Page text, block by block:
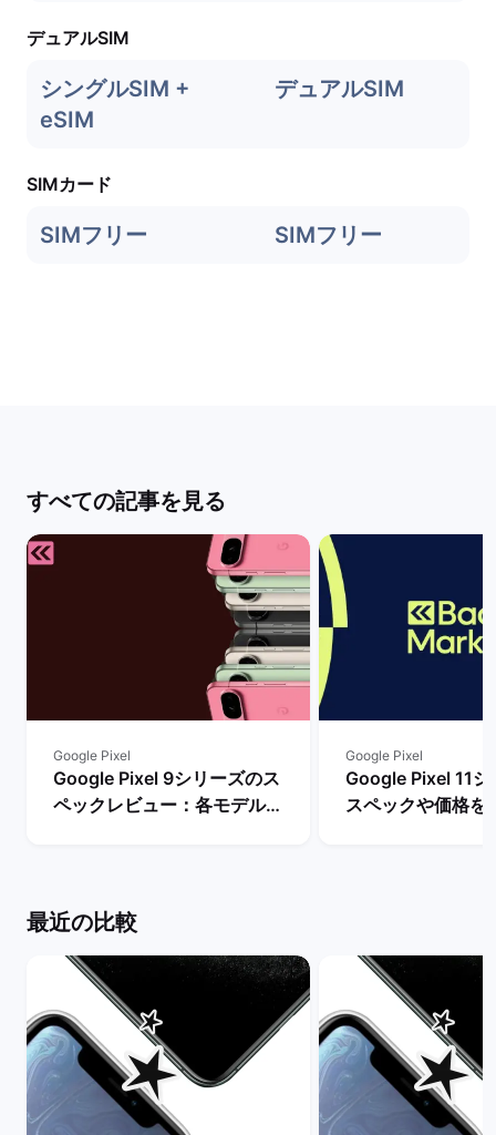
デュアルSIM
シングルSIM +
eSIM
デュアルSIM
SIMカード
SIMフリー SIMフリー
すべての記事を見る
Google Pixel
Google Pixel 9シリーズのス
ペックレビュー：各モデルの
Google Pixel
Google Pixel 11シ
スペックや価格を
最近の比較